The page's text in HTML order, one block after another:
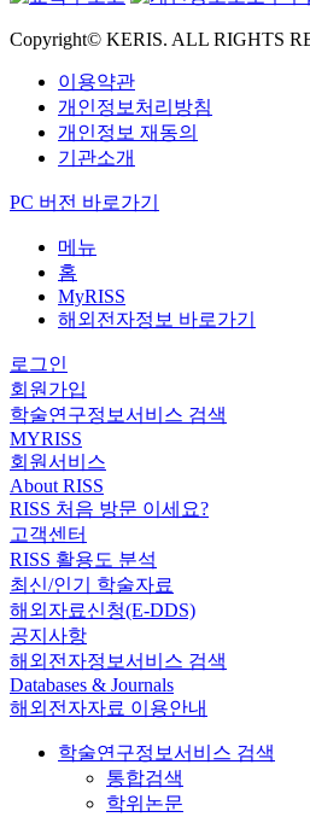
Copyright© KERIS. ALL RIGHTS
이용약관
개인정보처리방침
개인정보 재동의
기관소개
PC 버전 바로가기
메뉴
홈
MyRISS
해외전자정보 바로가기
로그인
회원가입
학술연구정보서비스 검색
MYRISS
회원서비스
About RISS
RISS 처음 방문 이세요?
고객센터
RISS 활용도 분석
최신/인기 학술자료
해외자료신청(E-DDS)
공지사항
해외전자정보서비스 검색
Databases & Journals
해외전자자료 이용안내
학술연구정보서비스 검색
통합검색
학위논문